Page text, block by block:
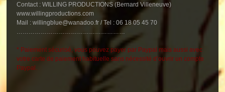
Contact : WILLING PRODUCTIONS (Bernard Villeneuve)
www.willingproductions.com
Mail : willingblue@wanadoo.fr / Tel : 06 18 05 45 70
………………………………………………
* Paiement sécurisé, vous pouvez payer par Paypal mais aussi avec
votre carte de paiement habituelle sans nécessité d’ouvrir un compte
Paypal.